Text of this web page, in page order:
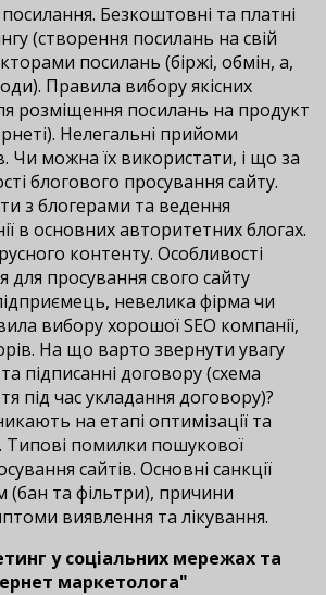
Безкоштовні та платні
(створення посилань на свій
посилань (біржі, обмін, ffa,
Правила вибору якісних
розміщення посилань на продукт
Нелегальні прийоми
Чи можна їх використати, і що за
блогового просування сайту.
з блогерами та ведення
в основних авторитетних блогах.
контенту. Особливості
просування свого сайту
невелика фірма чи
вибору хорошої SEO компанії,
На що варто звернути увагу
підписанні договору (схема
під час укладання договору)?
на етапі оптимізації та
Типові помилки пошукової
сайтів. Основні санкції
(бан та фільтри), причини
виявлення та лікування.
у соціальних мережах та
маркетолога"